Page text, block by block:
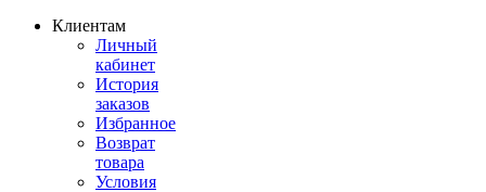
Клиентам
Личный
кабинет
История
заказов
Избранное
Возврат
товара
Условия